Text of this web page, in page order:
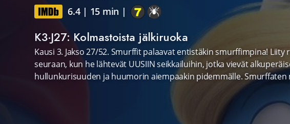
6.4| 15 min |
K3·J27: Kolmastoista jälkiruoka
Kausi 3. Jakso 27/52. Smurffit palaavat entistäkin smurffimpina!
seuraan, kun he lähtevät UUSIIN seikkailuihin, jotka vievät
hullunkurisuuden ja huumorin aiempaakin pidemmälle. Smurffaten